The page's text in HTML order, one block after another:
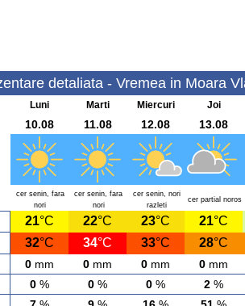
detaliata - Vremea in Moara
Luni Marti Miercuri Joi
10.08 11.08 12.08 13.08
cer senin, fara
nori
cer senin, fara
nori
cer senin, nori
razleti
cer partial noros
21°C 22°C 23°C 21°C
32°C 34°C 33°C 28°C
0 mm 0 mm 0 mm 0 mm
0 % 0 % 0 % 2 %